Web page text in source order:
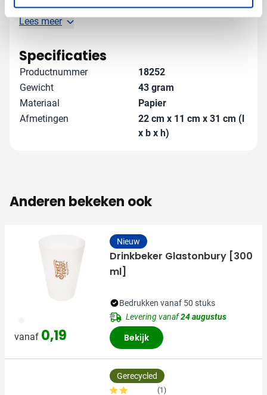
wensen of vraag direct een offerte aan voor grotere
aantallen. Na goedkeuring worden je bedrukte tassen
Lees meer
Specificaties
Productnummer
18252
Gewicht
43 gram
Materiaal
Papier
Afmetingen
22 cm x 11 cm x 31 cm (l
x b x h)
Anderen bekeken ook
vanaf 0,19
Nieuw
Drinkbeker Glastonbury [300
ml]
Bedrukken vanaf 50 stuks
Levering vanaf24 augustus
Bekijk
Gerecycled
(1)